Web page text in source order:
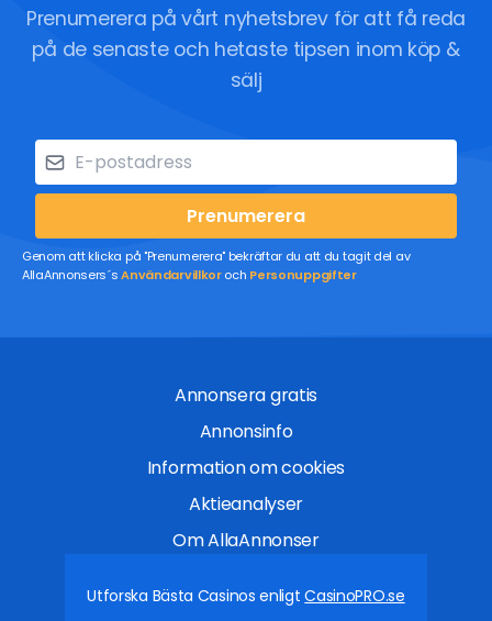
Prenumerera på vårt nyhetsbrev för att få reda
på de senaste och hetaste tipsen inom köp &
sälj
Prenumerera
Genom att klicka på "Prenumerera" bekräftar du att du tagit del av
AllaAnnonsers´sAnvändarvillkoroch Personuppgifter
Annonsera gratis
Annonsinfo
Information om cookies
Aktieanalyser
Om AllaAnnonser
Utforska Bästa Casinos enligtCasinoPRO.se